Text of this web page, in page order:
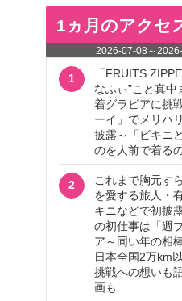
1ヵ月のアクセ
2026-07-08 ～
1
「FRUITS
なふぃ”こと真
着グラビアに挑
ーイ」でメリハ
披露～「ビキニ
のを人前で着る
2
これまで胸元す
を愛する旅人・
キニなどで初披
の初仕事は「週
ア～同い年の相
日本全国2万km
挑戦への想いも
画も